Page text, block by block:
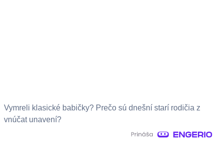
Vymreli klasické babičky? Prečo sú dnešní starí rodičia z
vnúčat unavení?